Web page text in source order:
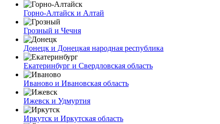
Горно-Алтайск и Алтай
Грозный и Чечня
Донецк и Донецкая народная республика
Екатеринбург и Свердловская область
Иваново и Ивановская область
Ижевск и Удмуртия
Иркутск и Иркутская область